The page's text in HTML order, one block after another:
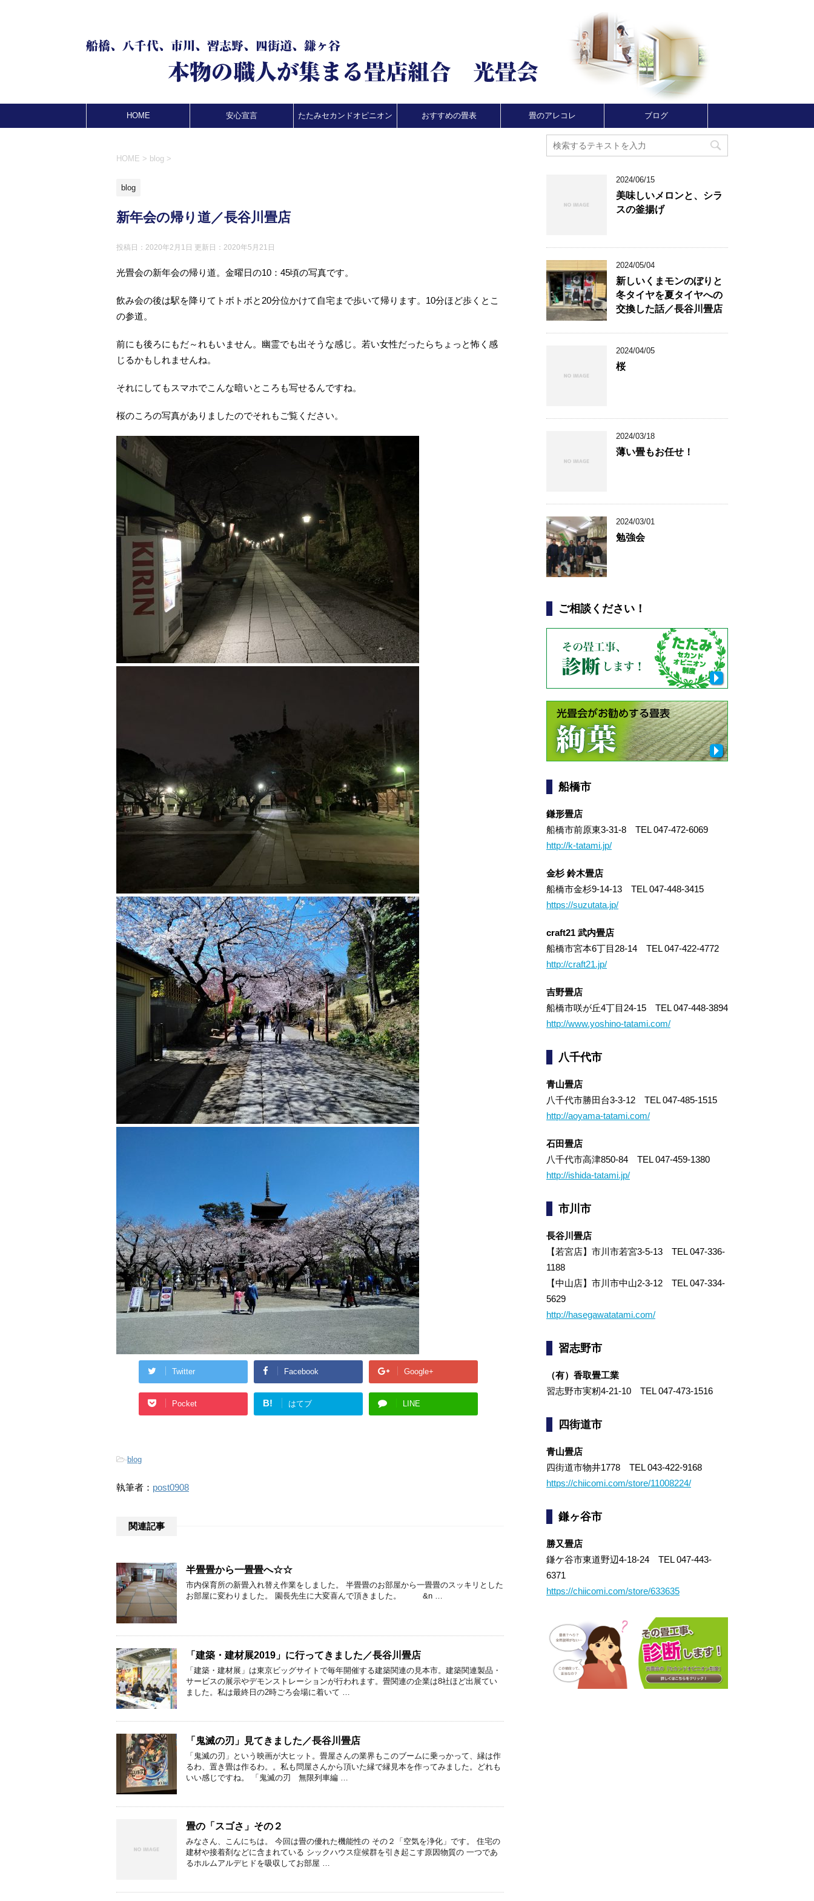
HOME 安心宣言 たたみセカンドオピニオン おすすめの畳表 畳のアレコレ ブログ
HOME > blog >
blog
新年会の帰り道／長谷川畳店
投稿日：2020年2月1日 更新日： 2020年5月21日
光畳会の新年会の帰り道。金曜日の10：45頃の写真です。
飲み会の後は駅を降りてトボトボと20分位かけて自宅まで歩いて帰ります。10分ほど歩くとこ
の参道。
前にも後ろにもだ～れもいません。幽霊でも出そうな感じ。若い女性だったらちょっと怖く感
じるかもしれませんね。
それにしてもスマホでこんな暗いところも写せるんですね。
桜のころの写真がありましたのでそれもご覧ください。
Twitter Facebook Google+
Pocket B! はてブ LINE
-blog
執筆者： post0908
関連記事
半畳畳から一畳畳へ☆☆
市内保育所の新畳入れ替え作業をしました。 半畳畳のお部屋から一畳畳のスッキリとした
お部屋に変わりました。 園長先生に大変喜んで頂きました。 &n …
「建築・建材展2019」に行ってきました／長谷川畳店
「建築・建材展」は東京ビッグサイトで毎年開催する建築関連の見本市。建築関連製品・
サービスの展示やデモンストレーションが行われます。畳関連の企業は8社ほど出展てい
ました。私は最終日の2時ごろ会場に着いて …
「鬼滅の刃」見てきました／長谷川畳店
「鬼滅の刃」という映画が大ヒット。畳屋さんの業界もこのブームに乗っかって、縁は作
るわ、置き畳は作るわ。。私も問屋さんから頂いた縁で縁見本を作ってみました。どれも
いい感じですね。 「鬼滅の刃 無限列車編 …
畳の「スゴさ」その２
みなさん、こんにちは。 今回は畳の優れた機能性の その２「空気を浄化」です。 住宅の
建材や接着剤などに含まれている シックハウス症候群を引き起こす原因物質の 一つであ
るホルムアルデヒドを吸収してお部屋 …
2024/06/15
美味しいメロンと、シラ
スの釜揚げ
2024/05/04
新しいくまモンのぼりと
冬タイヤを夏タイヤへの
交換した話／長谷川畳店
2024/04/05
桜
2024/03/18
薄い畳もお任せ！
2024/03/01
勉強会
ご相談ください！
船橋市
鎌形畳店
船橋市前原東3-31-8 TEL 047-472-6069
http://k-tatami.jp/
金杉 鈴木畳店
船橋市金杉9-14-13 TEL 047-448-3415
https://suzutata.jp/
craft21 武内畳店
船橋市宮本6丁目28-14 TEL 047-422-4772
http://craft21.jp/
吉野畳店
船橋市咲が丘4丁目24-15 TEL 047-448-3894
http://www.yoshino-tatami.com/
八千代市
青山畳店
八千代市勝田台3-3-12 TEL 047-485-1515
http://aoyama-tatami.com/
石田畳店
八千代市高津850-84 TEL 047-459-1380
http://ishida-tatami.jp/
市川市
長谷川畳店
【若宮店】市川市若宮3-5-13 TEL 047-336-
1188
【中山店】市川市中山2-3-12 TEL 047-334-
5629
http://hasegawatatami.com/
習志野市
（有）香取畳工業
習志野市実籾4-21-10 TEL 047-473-1516
四街道市
青山畳店
四街道市物井1778 TEL 043-422-9168
https://chiicomi.com/store/11008224/
鎌ヶ谷市
勝又畳店
鎌ケ谷市東道野辺4-18-24 TEL 047-443-
6371
https://chiicomi.com/store/633635